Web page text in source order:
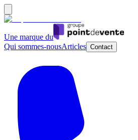
Une marque du
Qui sommes-nousArticles Contact